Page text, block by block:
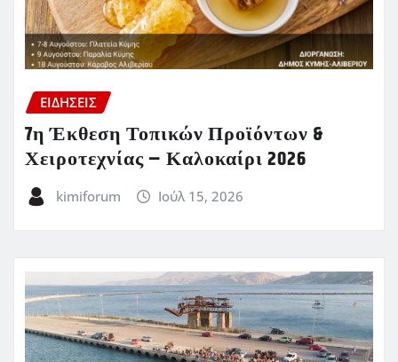
ΕΙΔΗΣΕΙΣ
7η Έκθεση Τοπικών Προϊόντων &
Χειροτεχνίας – Καλοκαίρι 2026
kimiforum Ιούλ 15, 2026